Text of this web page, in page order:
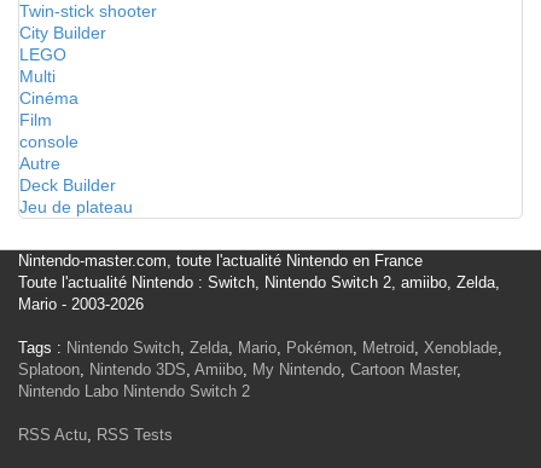
Twin-stick shooter
City Builder
LEGO
Multi
Cinéma
Film
console
Autre
Deck Builder
Jeu de plateau
Nintendo-master.com, toute l'actualité Nintendo en France
Toute l'actualité Nintendo : Switch, Nintendo Switch 2, amiibo, Zelda,
Mario - 2003-2026
Tags : Nintendo Switch, Zelda, Mario, Pokémon, Metroid, Xenoblade,
Splatoon, Nintendo 3DS, Amiibo, My Nintendo, Cartoon Master,
Nintendo Labo Nintendo Switch 2
RSS Actu, RSS Tests